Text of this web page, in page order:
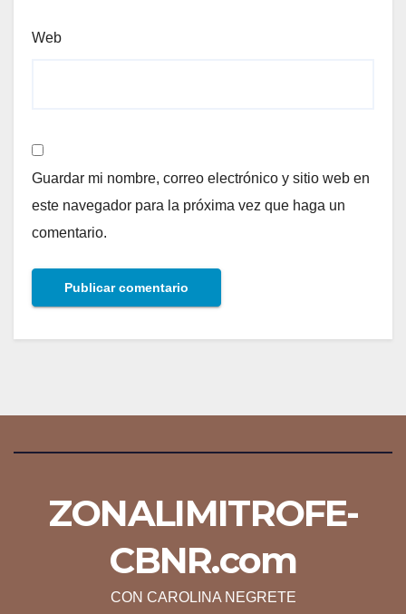
Web
Guardar mi nombre, correo electrónico y sitio web en
este navegador para la próxima vez que haga un
comentario.
ZONALIMITROFE-
CBNR.com
CON CAROLINA NEGRETE